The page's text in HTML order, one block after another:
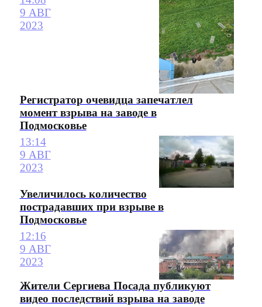
9 АВГ
2023
Регистратор очевидца запечатлел
момент взрыва на заводе в
Подмосковье
13:14
9 АВГ
2023
Увеличилось количество
пострадавших при взрыве в
Подмосковье
12:16
9 АВГ
2023
Жители Сергиева Посада публикуют
видео последствий взрыва на заводе